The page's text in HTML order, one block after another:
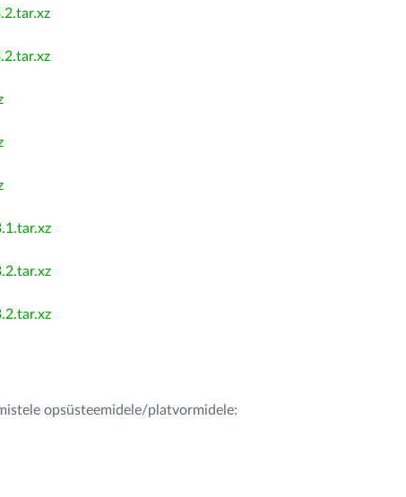
opsüsteemidele/platvormidele: